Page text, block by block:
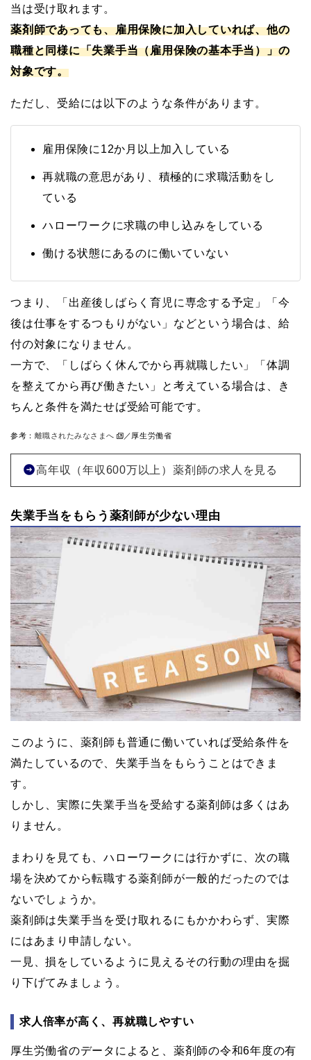
当は受け取れます。
薬剤師であっても、雇用保険に加入していれば、他の
職種と同様に「失業手当（雇用保険の基本手当）」の
対象です。
ただし、受給には以下のような条件があります。
雇用保険に12か月以上加入している
再就職の意思があり、積極的に求職活動をし
ている
ハローワークに求職の申し込みをしている
働ける状態にあるのに働いていない
つまり、「出産後しばらく育児に専念する予定」「今
後は仕事をするつもりがない」などという場合は、給
付の対象になりません。
一方で、「しばらく休んでから再就職したい」「体調
を整えてから再び働きたい」と考えている場合は、き
ちんと条件を満たせば受給可能です。
参考： 離職されたみなさまへ ／厚生労働省
高年収（年収600万以上）薬剤師の求人を見る
失業手当をもらう薬剤師が少ない理由
このように、薬剤師も普通に働いていれば受給条件を
満たしているので、失業手当をもらうことはできま
す。
しかし、実際に失業手当を受給する薬剤師は多くはあ
りません。
まわりを見ても、ハローワークには行かずに、次の職
場を決めてから転職する薬剤師が一般的だったのでは
ないでしょうか。
薬剤師は失業手当を受け取れるにもかかわらず、実際
にはあまり申請しない。
一見、損をしているように見えるその行動の理由を掘
り下げてみましょう。
求人倍率が高く、再就職しやすい
厚生労働省のデータによると、薬剤師の令和6年度の有